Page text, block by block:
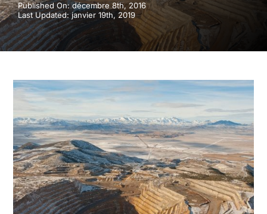
Published On: décembre 8th, 2016
Last Updated: janvier 19th, 2019